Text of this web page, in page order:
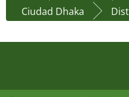
Ciudad Dhaka